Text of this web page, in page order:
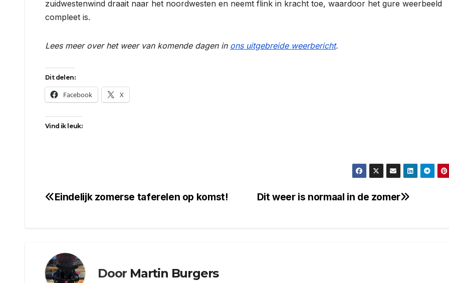
zuidwestenwind draait naar het noordwesten en neemt flink in kracht toe, waardoor het gure weerbeeld
compleet is.
Lees meer over het weer van komende dagen in ons uitgebreide weerbericht.
Dit delen:
Facebook X
Vind ik leuk:
Bericht
Dit weer is normaal in de zomer
Eindelijk zomerse taferelen op komst!
Door Martin Burgers